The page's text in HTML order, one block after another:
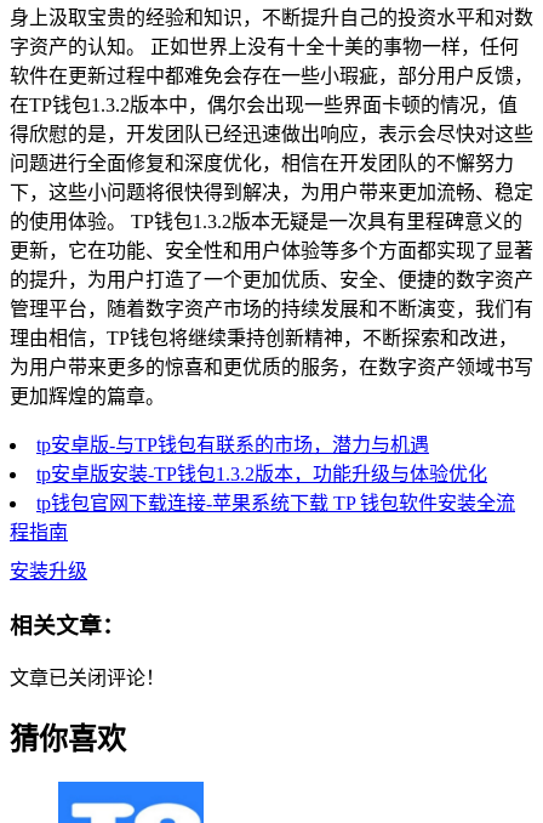
身上汲取宝贵的经验和知识，不断提升自己的投资水平和对数
字资产的认知。 正如世界上没有十全十美的事物一样，任何
软件在更新过程中都难免会存在一些小瑕疵，部分用户反馈，
在TP钱包1.3.2版本中，偶尔会出现一些界面卡顿的情况，值
得欣慰的是，开发团队已经迅速做出响应，表示会尽快对这些
问题进行全面修复和深度优化，相信在开发团队的不懈努力
下，这些小问题将很快得到解决，为用户带来更加流畅、稳定
的使用体验。 TP钱包1.3.2版本无疑是一次具有里程碑意义的
更新，它在功能、安全性和用户体验等多个方面都实现了显著
的提升，为用户打造了一个更加优质、安全、便捷的数字资产
管理平台，随着数字资产市场的持续发展和不断演变，我们有
理由相信，TP钱包将继续秉持创新精神，不断探索和改进，
为用户带来更多的惊喜和更优质的服务，在数字资产领域书写
更加辉煌的篇章。
tp安卓版-与TP钱包有联系的市场，潜力与机遇
tp安卓版安装-TP钱包1.3.2版本，功能升级与体验优化
tp钱包官网下载连接-苹果系统下载 TP 钱包软件安装全流
程指南
安装升级
相关文章：
文章已关闭评论！
猜你喜欢